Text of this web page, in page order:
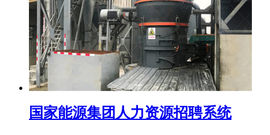
国家能源集团人力资源招聘系统